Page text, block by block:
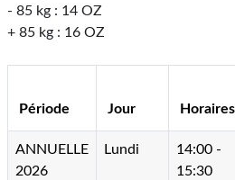
- 85 kg : 14 OZ
+ 85 kg : 16 OZ
Période Jour Horaires
ANNUELLE
2026
Lundi
14:00 -
15:30